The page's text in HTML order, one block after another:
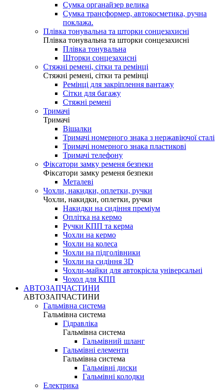
Сумка органайзер велика
Сумка трансформер, автокосметика, ручна
поклажа.
Плівка тонувальна та шторки сонцезахисні
Плівка тонувальна та шторки сонцезахисні
Плівка тонувальна
Шторки сонцезахисні
Стяжні ремені, сітки та ремінці
Стяжні ремені, сітки та ремінці
Ремінці для закріплення вантажу
Сітки для багажу
Стяжні ремені
Тримачі
Тримачі
Вішалки
Тримачі номерного знака з нержавіючої сталі
Тримачі номерного знака пластикові
Тримачі телефону
Фіксатори замку ременя безпеки
Фіксатори замку ременя безпеки
Металеві
Чохли, накидки, оплетки, ручки
Чохли, накидки, оплетки, ручки
Накидки на сидіння преміум
Оплітка на кермо
Ручки КПП та керма
Чохли на кермо
Чохли на колеса
Чохли на підголівники
Чохли на сидіння 3D
Чохли-майки для автокрісла універсальні
Чохол для КПП
АВТОЗАПЧАСТИНИ
АВТОЗАПЧАСТИНИ
Гальмівна система
Гальмівна система
Гідравліка
Гальмівна система
Гальмівний шланг
Гальмівні елементи
Гальмівна система
Гальмівні диски
Гальмівні колодки
Електрика